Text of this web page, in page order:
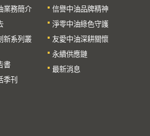
業務簡介
新系列叢
書
季刊
信譽中油品牌精神
淨零中油綠色守護
友愛中油深耕關懷
永續供應鏈
最新消息